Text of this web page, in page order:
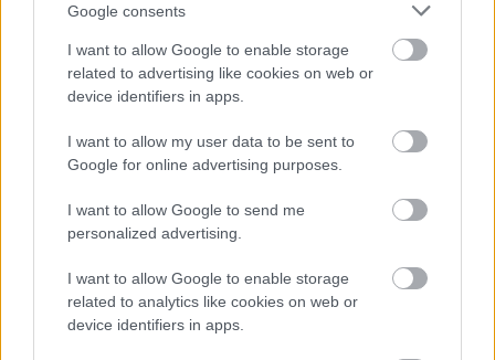
Google consents
I want to allow Google to enable storage
related to advertising like cookies on web or
device identifiers in apps.
I want to allow my user data to be sent to
Google for online advertising purposes.
I want to allow Google to send me
personalized advertising.
I want to allow Google to enable storage
related to analytics like cookies on web or
device identifiers in apps.
Látványos építési szakasz indult be a
Flórián téri felüljárón